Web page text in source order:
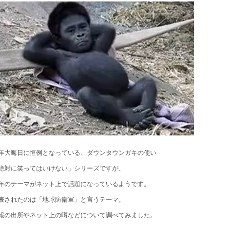
大晦日に恒例となっている、ダウンタウンガキの使い
絶対に笑ってはいけない」シリーズですが、
のテーマがネット上で話題になっているようです。
されたのは「地球防衛軍」と言うテーマ。
の出所やネット上の噂などについて調べてみました。